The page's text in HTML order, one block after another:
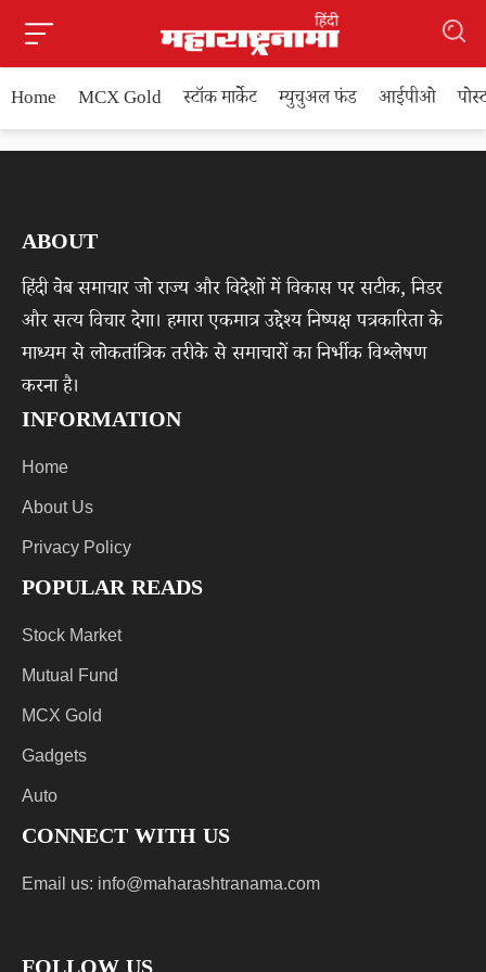
Home MCX Gold स्टॉक मार्केट म्युचुअल फंड आईपीओ
ABOUT
हिंदी वेब समाचार जो राज्य और विदेशों में विकास पर सटीक, निडर
और सत्य विचार देगा। हमारा एकमात्र उद्देश्य निष्पक्ष पत्रकारिता के
माध्यम से लोकतांत्रिक तरीके से समाचारों का निर्भीक विश्लेषण
करना है।
INFORMATION
Home
About Us
Privacy Policy
POPULAR READS
Stock Market
Mutual Fund
MCX Gold
Gadgets
Auto
CONNECT WITH US
Email us: info@maharashtranama.com